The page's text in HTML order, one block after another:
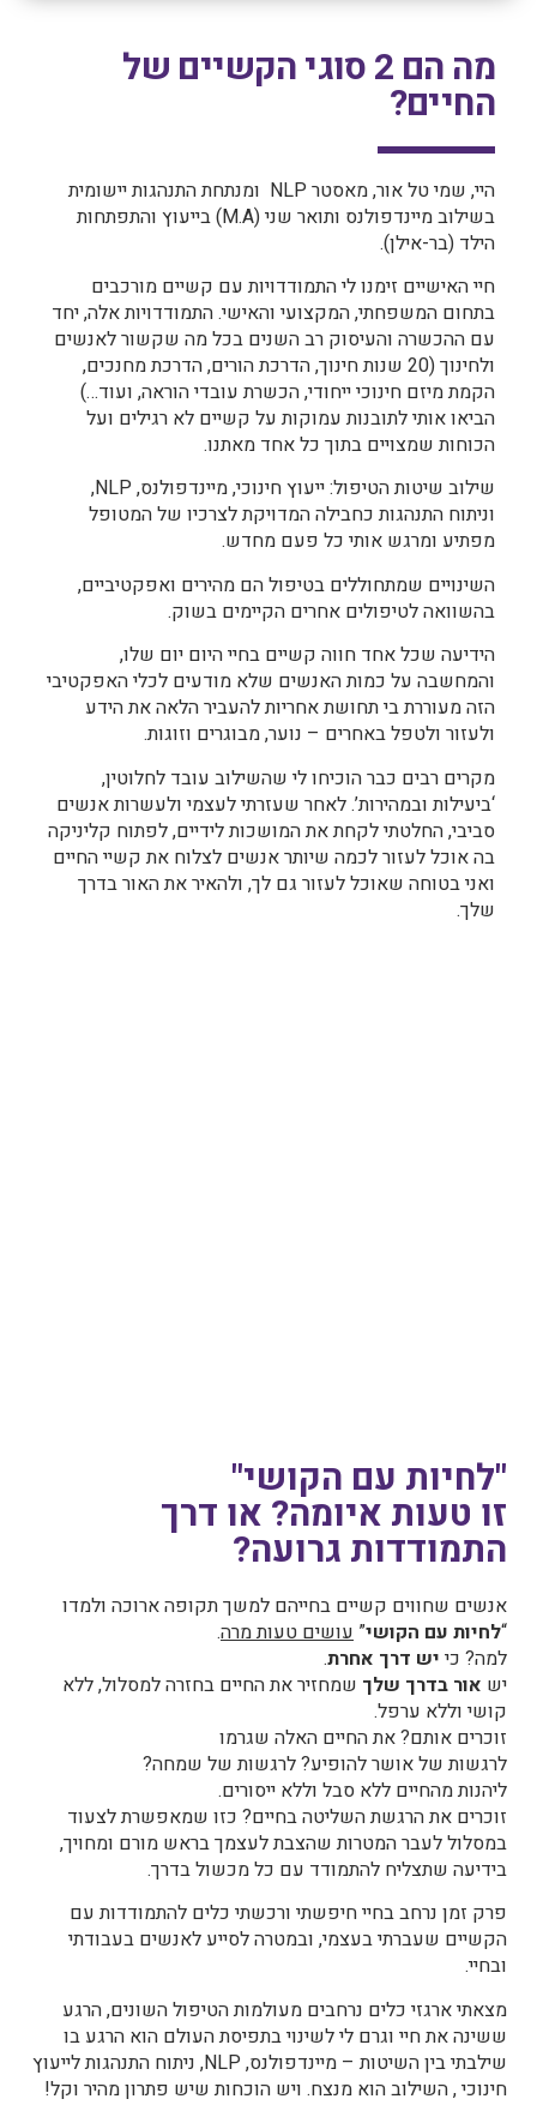
מה הם 2 סוגי הקשיים של
החיים?
היי, שמי טל אור, מאסטר NLP ומנתחת התנהגות יישומית
בשילוב מיינדפולנס ותואר שני (M.A) בייעוץ והתפתחות
הילד (בר-אילן).
חיי האישיים זימנו לי התמודדויות עם קשיים מורכבים
בתחום המשפחתי, המקצועי והאישי. התמודדויות אלה, יחד
עם ההכשרה והעיסוק רב השנים בכל מה שקשור לאנשים
ולחינוך (20 שנות חינוך, הדרכת הורים, הדרכת מחנכים,
הקמת מיזם חינוכי ייחודי, הכשרת עובדי הוראה, ועוד…)
הביאו אותי לתובנות עמוקות על קשיים לא רגילים ועל
הכוחות שמצויים בתוך כל אחד מאתנו.
שילוב שיטות הטיפול: ייעוץ חינוכי, מיינדפולנס, NLP,
וניתוח התנהגות כחבילה המדויקת לצרכיו של המטופל
מפתיע ומרגש אותי כל פעם מחדש.
השינויים שמתחוללים בטיפול הם מהירים ואפקטיביים,
בהשוואה לטיפולים אחרים הקיימים בשוק.
הידיעה שכל אחד חווה קשיים בחיי היום יום שלו,
והמחשבה על כמות האנשים שלא מודעים לכלי האפקטיבי
הזה מעוררת בי תחושת אחריות להעביר הלאה את הידע
ולעזור ולטפל באחרים – נוער, מבוגרים וזוגות.
מקרים רבים כבר הוכיחו לי שהשילוב עובד לחלוטין,
‘ביעילות ובמהירות’. לאחר שעזרתי לעצמי ולעשרות אנשים
סביבי, החלטתי לקחת את המושכות לידיים, לפתוח קליניקה
בה אוכל לעזור לכמה שיותר אנשים לצלוח את קשיי החיים
ואני בטוחה שאוכל לעזור גם לך, ולהאיר את האור בדרך
שלך.
"לחיות עם הקושי"
זו טעות איומה? או דרך
התמודדות גרועה?
אנשים שחווים קשיים בחייהם למשך תקופה ארוכה ולמדו
לחיות עם הקושי” עושים טעות מרה.
למה? כייש דרך אחרת.
יש אור בדרך שלךשמחזיר את החיים בחזרה למסלול, ללא
קושי וללא ערפל.
זוכרים אותם? את החיים האלה שגרמו
לרגשות של אושר להופיע? לרגשות של שמחה?
ליהנות מהחיים ללא סבל וללא ייסורים.
זוכרים את הרגשת השליטה בחיים? כזו שמאפשרת לצעוד
במסלול לעבר המטרות שהצבת לעצמך בראש מורם ומחויך,
בידיעה שתצליח להתמודד עם כל מכשול בדרך.
פרק זמן נרחב בחיי חיפשתי ורכשתי כלים להתמודדות עם
הקשיים שעברתי בעצמי, ובמטרה לסייע לאנשים בעבודתי
ובחיי.
מצאתי ארגזי כלים נרחבים מעולמות הטיפול השונים, הרגע
ששינה את חיי וגרם לי לשינוי בתפיסת העולם הוא הרגע בו
שילבתי בין השיטות – מיינדפולנס, NLP, ניתוח התנהגות לייעוץ
חינוכי , השילוב הוא מנצח. ויש הוכחות שיש פתרון מהיר וקל!